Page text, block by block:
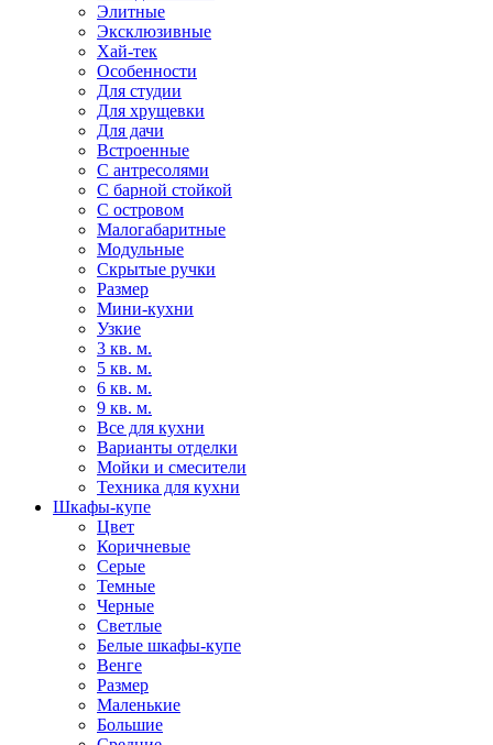
Элитные
Эксклюзивные
Хай-тек
Особенности
Для студии
Для хрущевки
Для дачи
Встроенные
С антресолями
С барной стойкой
С островом
Малогабаритные
Модульные
Скрытые ручки
Размер
Мини-кухни
Узкие
3 кв. м.
5 кв. м.
6 кв. м.
9 кв. м.
Все для кухни
Варианты отделки
Мойки и смесители
Техника для кухни
Шкафы-купе
Цвет
Коричневые
Серые
Темные
Черные
Светлые
Белые шкафы-купе
Венге
Размер
Маленькие
Большие